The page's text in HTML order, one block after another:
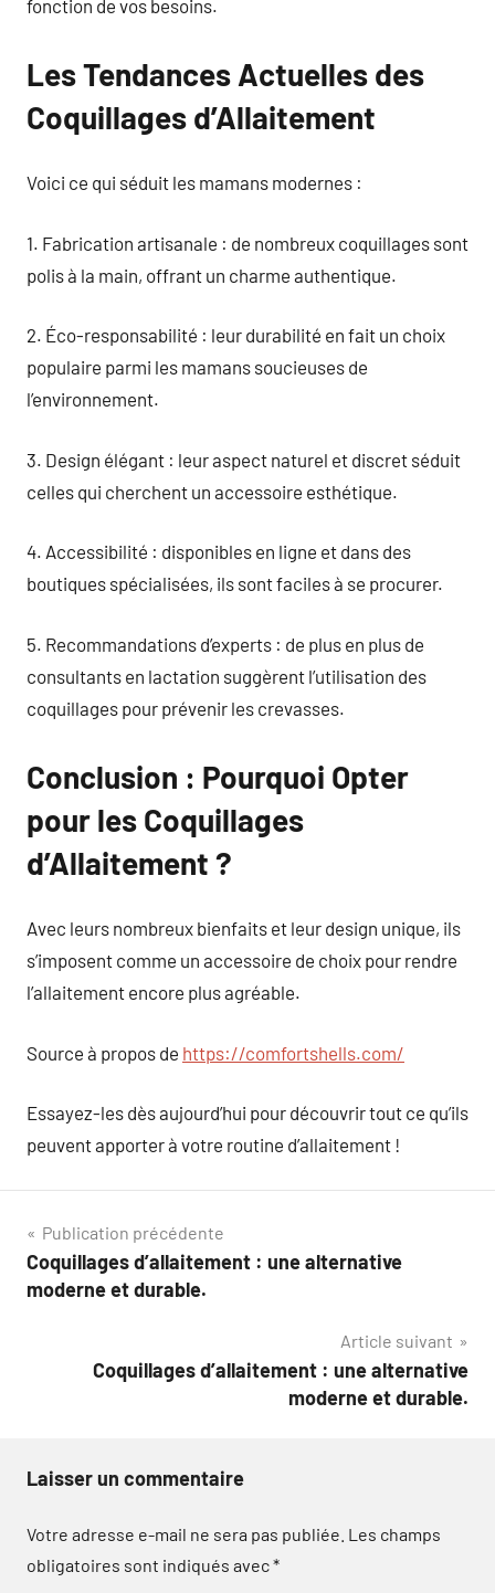
fonction de vos besoins.
Les Tendances Actuelles des
Coquillages d’Allaitement
Voici ce qui séduit les mamans modernes :
1. Fabrication artisanale : de nombreux coquillages sont
polis à la main, offrant un charme authentique.
2. Éco-responsabilité : leur durabilité en fait un choix
populaire parmi les mamans soucieuses de
l’environnement.
3. Design élégant : leur aspect naturel et discret séduit
celles qui cherchent un accessoire esthétique.
4. Accessibilité : disponibles en ligne et dans des
boutiques spécialisées, ils sont faciles à se procurer.
5. Recommandations d’experts : de plus en plus de
consultants en lactation suggèrent l’utilisation des
coquillages pour prévenir les crevasses.
Conclusion : Pourquoi Opter
pour les Coquillages
d’Allaitement ?
Avec leurs nombreux bienfaits et leur design unique, ils
s’imposent comme un accessoire de choix pour rendre
l’allaitement encore plus agréable.
Source à propos de https://comfortshells.com/
Essayez-les dès aujourd’hui pour découvrir tout ce qu’ils
peuvent apporter à votre routine d’allaitement !
Navigation
de
Publication précédente
Coquillages d’allaitement : une alternative
moderne et durable.
Article suivant
Coquillages d’allaitement : une alternative
moderne et durable.
Laisser un commentaire
Votre adresse e-mail ne sera pas publiée. Les champs
obligatoires sont indiqués avec*